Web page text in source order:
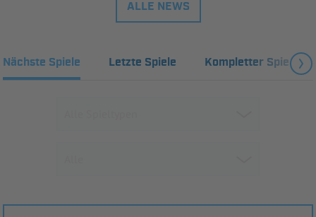
ALLE NEWS
Nächste Spiele Letzte Spiele Kompletter Spielplan